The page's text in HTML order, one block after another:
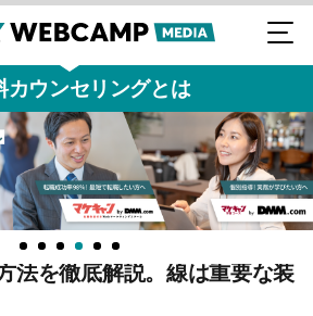
カウンセリングとは
法を徹底解説。線は重要な装